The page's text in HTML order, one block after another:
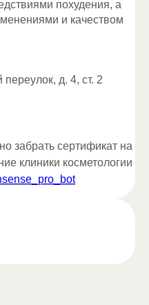
похудения, а
и качеством
д. 4, ст. 2
забрать сертификат на
клиники косметологии